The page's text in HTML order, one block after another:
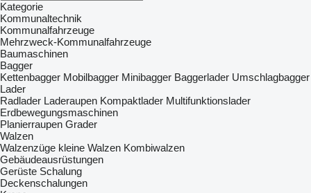
Kategorie
Kommunaltechnik
Kommunalfahrzeuge
Mehrzweck-Kommunalfahrzeuge
Baumaschinen
Bagger
Kettenbagger Mobilbagger Minibagger Baggerlader Umschlagbagger
Lader
Radlader Laderaupen Kompaktlader Multifunktionslader
Erdbewegungsmaschinen
Planierraupen Grader
Walzen
Walzenzüge kleine Walzen Kombiwalzen
Gebäudeausrüstungen
Gerüste Schalung
Deckenschalungen